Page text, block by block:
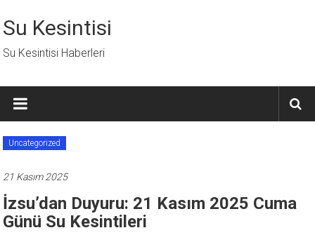
geç
Su Kesintisi
Su Kesintisi Haberleri
Uncategorized
21 Kasım 2025
İzsu’dan Duyuru: 21 Kasım 2025 Cuma
Günü Su Kesintileri